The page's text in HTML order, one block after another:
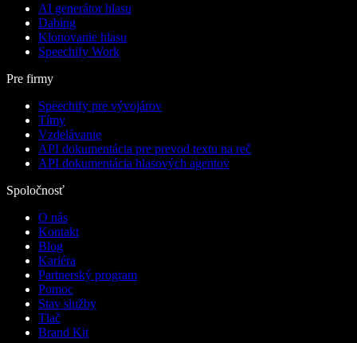
AI generátor hlasu
Dabing
Klonovanie hlasu
Speechify Work
Pre firmy
Speechify pre vývojárov
Tímy
Vzdelávanie
API dokumentácia pre prevod textu na reč
API dokumentácia hlasových agentov
Spoločnosť
O nás
Kontakt
Blog
Kariéra
Partnerský program
Pomoc
Stav služby
Tlač
Brand Kit